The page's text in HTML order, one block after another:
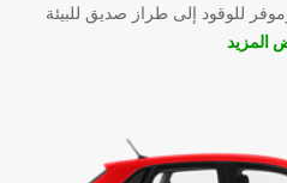
للوقود إلى طراز صديق للبيئة
المزيد